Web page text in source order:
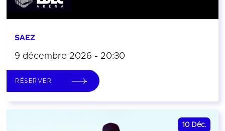
SAEZ
9 décembre 2026 - 20:30
RÉSERVER
10 Déc.